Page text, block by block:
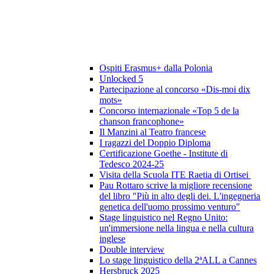
Ospiti Erasmus+ dalla Polonia
Unlocked 5
Partecipazione al concorso «Dis-moi dix
mots»
Concorso internazionale «Top 5 de la
chanson francophone»
Il Manzini al Teatro francese
I ragazzi del Doppio Diploma
Certificazione Goethe - Institute di
Tedesco 2024-25
Visita della Scuola ITE Raetia di Ortisei
Pau Rottaro scrive la migliore recensione
del libro "Più in alto degli dei. L'ingegneria
genetica dell'uomo prossimo venturo"
Stage linguistico nel Regno Unito:
un'immersione nella lingua e nella cultura
inglese
Double interview
Lo stage linguistico della 2ªALL a Cannes
Hersbruck 2025